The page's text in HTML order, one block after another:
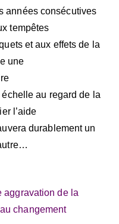
années consécutives
tempêtes
et aux effets de la
une
au regard de la
l’aide
durablement un
aggravation de la
changement